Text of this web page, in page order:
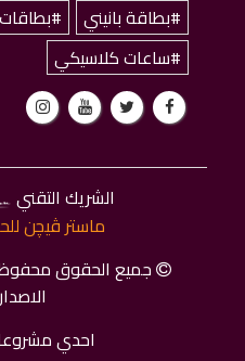
#بطاقة بانيني
#ساعات كلاسيكي
الشريك التقني
ماستر ﭬﻴﭽﻦ
جميع الحقوق محفوظة
الاصدار 1.0.0
احدي